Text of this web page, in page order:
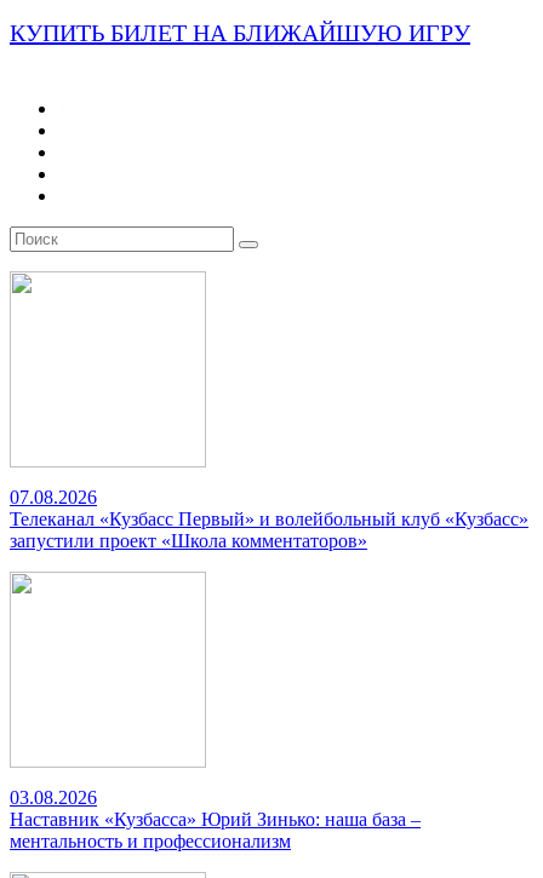
КУПИТЬ БИЛЕТ НА БЛИЖАЙШУЮ ИГРУ
07.08.2026
Телеканал «Кузбасс Первый» и волейбольный клуб «Кузбасс»
запустили проект «Школа комментаторов»
03.08.2026
Наставник «Кузбасса» Юрий Зинько: наша база –
ментальность и профессионализм